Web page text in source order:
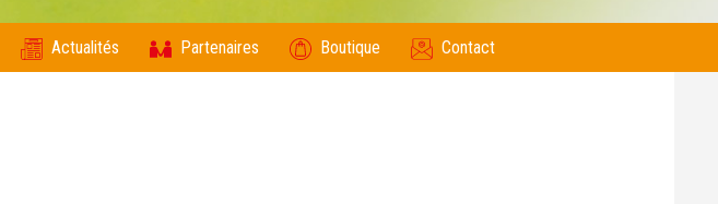
Actualités Partenaires Boutique Contact